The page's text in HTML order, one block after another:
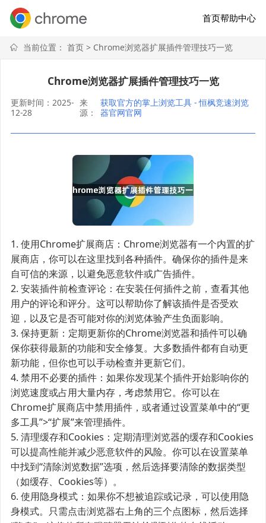
首页帮助中心
当前位置： 首页> Chrome浏览器扩展插件管理技巧一览
Chrome浏览器扩展插件管理技巧一览
更新时间：2025-
12-28
来
源：
获取官方的掌上浏览工具 - 恒枫竞速浏览
器官网官网
1. 使用Chrome扩展商店：Chrome浏览器有一个内置的扩
展商店，你可以在这里找到各种插件。确保你的插件是来
自可信的来源，以避免恶意软件或广告插件。
2. 安装插件前检查评论：在安装任何插件之前，查看其他
用户的评论和评分。这可以帮助你了解该插件是否受欢
迎，以及它是否可能对你的浏览体验产生负面影响。
3. 保持更新：定期更新你的Chrome浏览器和插件可以确
保你获得最新的功能和安全修复。大多数插件都有自动更
新功能，但你也可以手动检查并更新它们。
4. 禁用不必要的插件：如果你发现某个插件开始影响你的
浏览速度或占用大量内存，考虑禁用它。你可以在
Chrome扩展商店中禁用插件，或者通过设置菜单中的“更
多工具”>“扩展”来管理插件。
5. 清理缓存和Cookies：定期清理浏览器的缓存和Cookies
可以提高性能并减少恶意软件的风险。你可以在设置菜单
中找到“清除浏览数据”选项，然后选择要清除的数据类型
（如缓存、Cookies等）。
6. 使用隐身模式：如果你不想被追踪或记录，可以使用隐
身模式。只需点击浏览器右上角的三个点图标，然后选择